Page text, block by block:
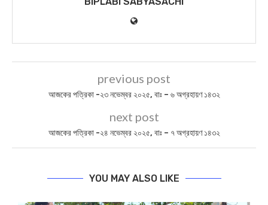
previous post
আজকের পত্রিকা -২৩ নভেম্বর ২০২৫, বাঃ – ৬ অগ্রহায়ণ ১৪৩২
next post
আজকের পত্রিকা -২৪ নভেম্বর ২০২৫, বাঃ – ৭ অগ্রহায়ণ ১৪৩২
YOU MAY ALSO LIKE